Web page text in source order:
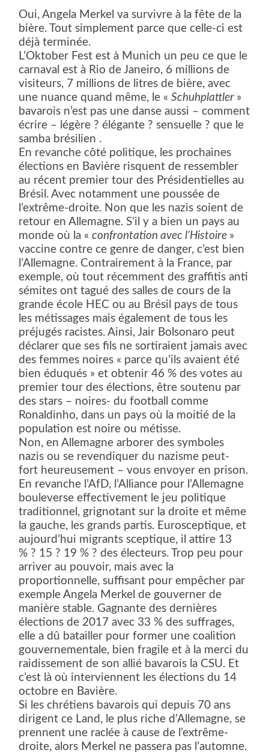
Oui, Angela Merkel va survivre à la fête de la
bière. Tout simplement parce que celle-ci est
déjà terminée.
L’Oktober Fest est à Munich un peu ce que le
carnaval est à Rio de Janeiro, 6 millions de
visiteurs, 7 millions de litres de bière, avec
une nuance quand même, le «Schuhplattler »
bavarois n’est pas une danse aussi – comment
écrire – légère ? élégante ? sensuelle ? que le
samba brésilien .
En revanche côté politique, les prochaines
élections en Bavière risquent de ressembler
au récent premier tour des Présidentielles au
Brésil. Avec notamment une poussée de
l’extrême-droite. Non que les nazis soient de
retour en Allemagne. S’il y a bien un pays au
monde où la «confrontation avec l’Histoire »
vaccine contre ce genre de danger, c’est bien
l’Allemagne. Contrairement à la France, par
exemple, où tout récemment des graffitis anti
sémites ont tagué des salles de cours de la
grande école HEC ou au Brésil pays de tous
les métissages mais également de tous les
préjugés racistes. Ainsi, Jair Bolsonaro peut
déclarer que ses fils ne sortiraient jamais avec
des femmes noires « parce qu’ils avaient été
bien éduqués » et obtenir 46 % des votes au
premier tour des élections, être soutenu par
des stars – noires- du football comme
Ronaldinho, dans un pays où la moitié de la
population est noire ou métisse.
Non, en Allemagne arborer des symboles
nazis ou se revendiquer du nazisme peut-
fort heureusement – vous envoyer en prison.
En revanche l’AfD, l’Alliance pour l’Allemagne
bouleverse effectivement le jeu politique
traditionnel, grignotant sur la droite et même
la gauche, les grands partis. Eurosceptique, et
aujourd’hui migrants sceptique, il attire 13
% ? 15 ? 19 % ? des électeurs. Trop peu pour
arriver au pouvoir, mais avec la
proportionnelle, suffisant pour empêcher par
exemple Angela Merkel de gouverner de
manière stable. Gagnante des dernières
élections de 2017 avec 33 % des suffrages,
elle a dû batailler pour former une coalition
gouvernementale, bien fragile et à la merci du
raidissement de son allié bavarois la CSU. Et
c’est là où interviennent les élections du 14
octobre en Bavière.
Si les chrétiens bavarois qui depuis 70 ans
dirigent ce Land, le plus riche d’Allemagne, se
prennent une raclée à cause de l’extrême-
droite, alors Merkel ne passera pas l’automne.